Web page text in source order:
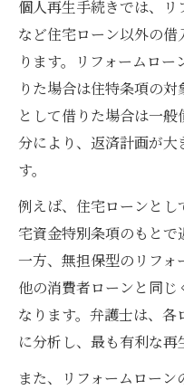
個人再生手続きでは、
など住宅ローン以外の
ります。リフォームロ
りた場合は住特条項の
として借りた場合は一
分により、返済計画が
す。
例えば、住宅ローンと
宅資金特別条項のもとで
一方、無担保型のリフォ
他の消費者ローンと同
なります。弁護士は、
に分析し、最も有利な再
また、リフォームロー